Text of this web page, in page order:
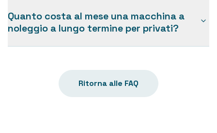
Quanto costa al mese una macchina a
noleggio a lungo termine per privati?
Ritorna alle FAQ